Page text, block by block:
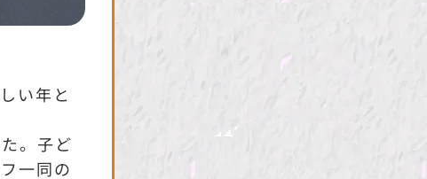
い年と
。子ど
一同の